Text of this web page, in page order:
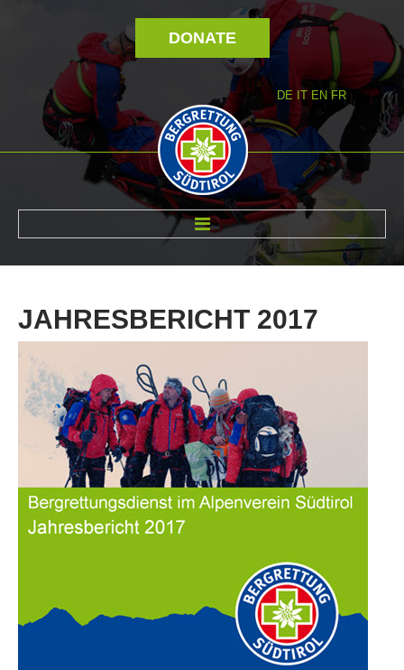
DONATE
DE IT EN FR
Association History
JAHRESBERICHT 2017